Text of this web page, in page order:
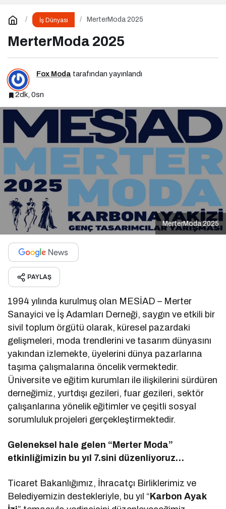
İş Dünyası MerterModa 2025
MerterModa 2025
Fox Moda tarafından yayınlandı
2dk, 0sn
MerterModa 2025
PAYLAŞ
1994 yılında kurulmuş olan MESİAD – Merter
Sanayici ve İş Adamları Derneği, saygın ve etkili bir
sivil toplum örgütü olarak, küresel pazardaki
gelişmeleri, moda trendlerini ve tasarım dünyasını
yakından izlemekte, üyelerini dünya pazarlarına
taşıma çalışmalarına öncelik vermektedir.
Üniversite ve eğitim kurumları ile ilişkilerini sürdüren
derneğimiz, yurtdışı gezileri, fuar gezileri, sektör
çalışanlarına yönelik eğitimler ve çeşitli sosyal
sorumluluk projeleri gerçekleştirmektedir.
Geleneksel hale gelen “Merter Moda”
etkinliğimizin bu yıl 7.sini düzenliyoruz…
Ticaret Bakanlığımız, İhracatçı Birliklerimiz ve
Belediyemizin destekleriyle, bu yıl “Karbon Ayak